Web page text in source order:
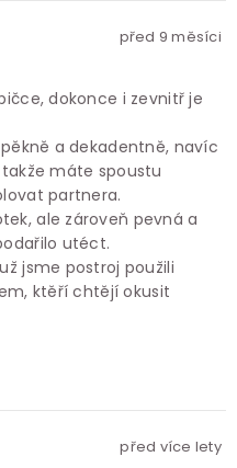
před 9 měsíci
dokonce i zevnitř je
a dekadentně, navíc
máte spoustu
partnera.
ale zároveň pevná a
utéct.
jsme postroj použili
ktěří chtějí okusit
před více lety